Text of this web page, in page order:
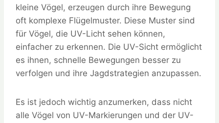
kleine Vögel, erzeugen durch ihre Bewegung
oft komplexe Flügelmuster. Diese Muster sind
für Vögel, die UV-Licht sehen können,
einfacher zu erkennen. Die UV-Sicht ermöglicht
es ihnen, schnelle Bewegungen besser zu
verfolgen und ihre Jagdstrategien anzupassen.
Es ist jedoch wichtig anzumerken, dass nicht
alle Vögel von UV-Markierungen und der UV-